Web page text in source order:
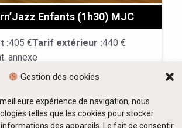
Gestion des cookies
expérience de navigation, nous
telles que les cookies pour stocker
des appareils. Le fait de consentir
Enfants (1h30) MJC
:405 €Tarif extérieur :440 €
annexe
19h30 / 8-12 ans (Tous niveaux)
ici pour s'inscrire